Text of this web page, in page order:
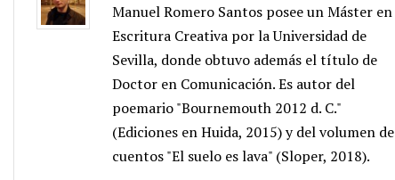
Manuel Romero Santos posee un Máster en
Escritura Creativa por la Universidad de
Sevilla, donde obtuvo además el título de
Doctor en Comunicación. Es autor del
poemario "Bournemouth 2012 d. C."
(Ediciones en Huida, 2015) y del volumen de
cuentos "El suelo es lava" (Sloper, 2018).